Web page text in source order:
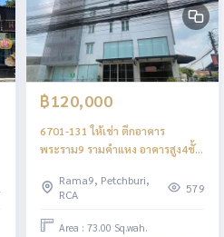
฿120,000
6701-131 ให้เช่า ตึกอาคาร
พระราม9 รามคำแหง อาคารสูง4ชั้น
Rama9, Petchburi,
RCA
579
Area : 73.00 Sq.wah.